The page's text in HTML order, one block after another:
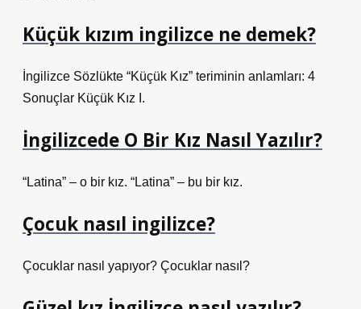
Küçük kızım ingilizce ne demek?
İngilizce Sözlükte “Küçük Kız” teriminin anlamları: 4
Sonuçlar Küçük Kız I.
İngilizcede O Bir Kız Nasıl Yazılır?
“Latina” – o bir kız. “Latina” – bu bir kız.
Çocuk nasıl ingilizce?
Çocuklar nasıl yapıyor? Çocuklar nasıl?